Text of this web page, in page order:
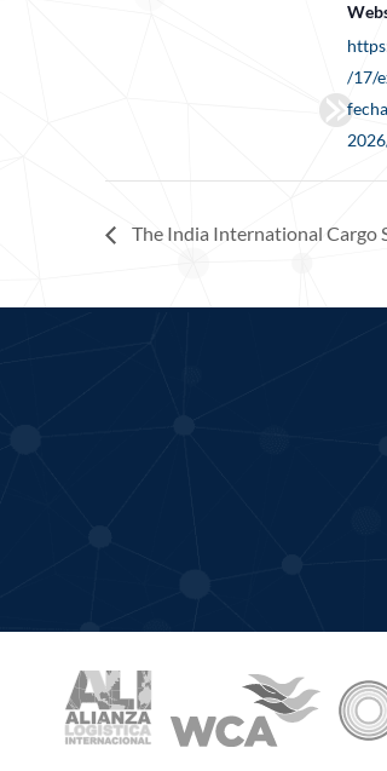
/17/
The India International Cargo